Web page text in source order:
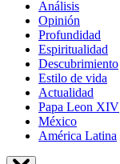
Análisis
Opinión
Profundidad
Espiritualidad
Descubrimiento
Estilo de vida
Actualidad
Papa Leon XIV
México
América Latina